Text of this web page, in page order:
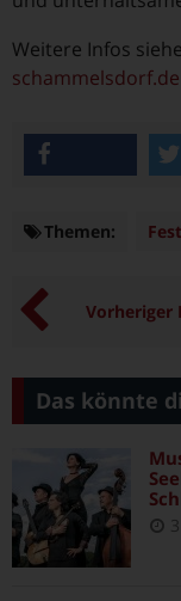
Weitere Infos
schammelsdorf.de
Themen:
Vorheriger
Das könnte